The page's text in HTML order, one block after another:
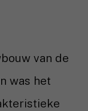
van de
was het